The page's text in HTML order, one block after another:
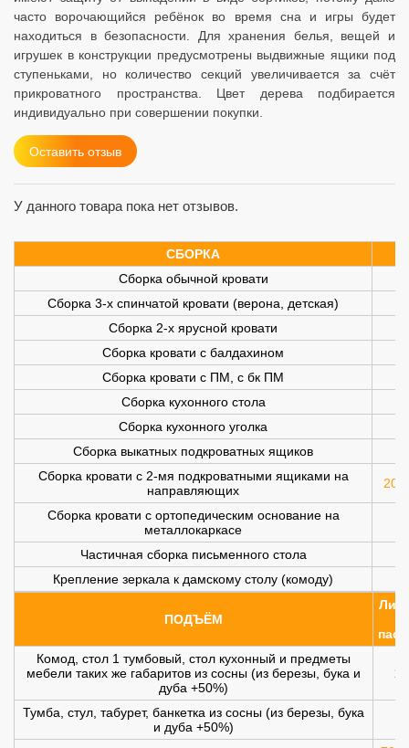
часто ворочающийся ребёнок во время сна и игры будет
находиться в безопасности. Для хранения белья, вещей и
игрушек в конструкции предусмотрены выдвижные ящики под
ступеньками, но количество секций увеличивается за счёт
прикроватного пространства. Цвет дерева подбирается
индивидуально при совершении покупки.
Оставить отзыв
У данного товара пока нет отзывов.
СБОРКА
Сборка обычной кровати
Сборка 3-х спинчатой кровати (верона, детская)
Сборка 2-х ярусной кровати
Сборка кровати с балдахином
Сборка кровати с ПМ, с бк ПМ
Сборка кухонного стола
Сборка кухонного уголка
Сборка выкатных подкроватных ящиков
Сборка кровати с 2-мя подкроватными ящиками на
направляющих
200
Сборка кровати с ортопедическим основание на
металлокаркасе
Частичная сборка письменного стола
Крепление зеркала к дамскому столу (комоду)
ПОДЪЁМ
Комод, стол 1 тумбовый, стол кухонный и предметы
мебели таких же габаритов из сосны (из березы, бука и
дуба +50%)
Тумба, стул, табурет, банкетка из сосны (из березы, бука
и дуба +50%)